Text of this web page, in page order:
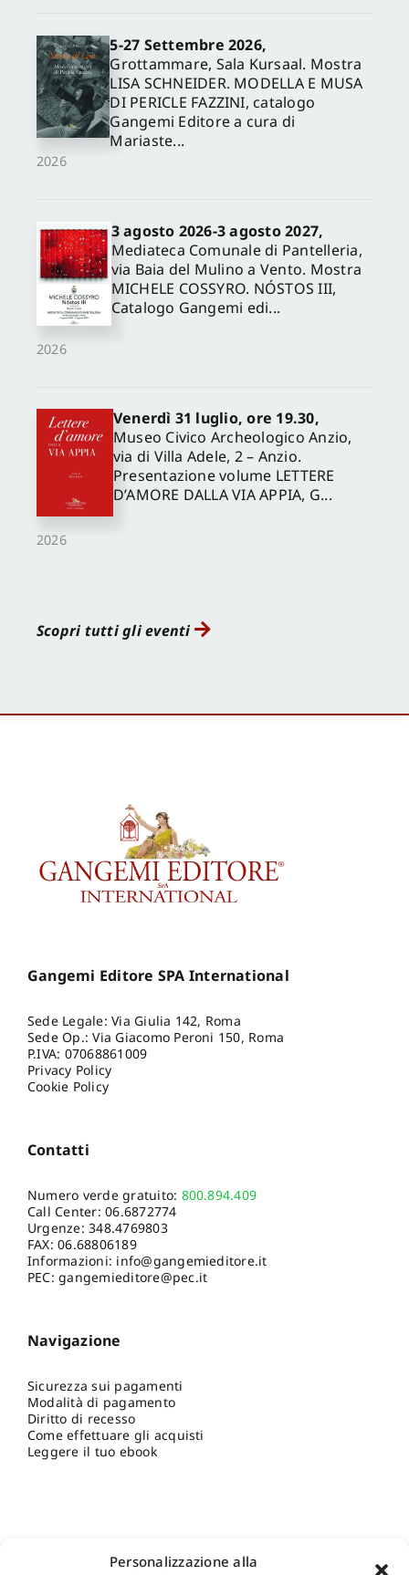
Personalizzazione alla
2026
5-27 Settembre 2026,
Grottammare, Sala Kursaal. Mostra
LISA SCHNEIDER. MODELLA E MUSA
DI PERICLE FAZZINI, catalogo
Gangemi Editore a cura di
Mariaste...
2026
3 agosto 2026-3 agosto 2027,
Mediateca Comunale di Pantelleria,
via Baia del Mulino a Vento. Mostra
MICHELE COSSYRO. NÓSTOS III,
Catalogo Gangemi edi...
2026
Venerdì 31 luglio, ore 19.30,
Museo Civico Archeologico Anzio,
via di Villa Adele, 2 – Anzio.
Presentazione volume LETTERE
D’AMORE DALLA VIA APPIA, G...
Scopri tutti gli eventi
Gangemi Editore SPA International
Sede Legale: Via Giulia 142, Roma
Sede Op.: Via Giacomo Peroni 150, Roma
P.IVA: 07068861009
Privacy Policy
Cookie Policy
Contatti
Numero verde gratuito: 800.894.409
Call Center:06.6872774
Urgenze:348.4769803
FAX: 06.68806189
Informazioni: info@gangemieditore.it
PEC: gangemieditore@pec.it
Navigazione
Sicurezza sui pagamenti
Modalità di pagamento
Diritto di recesso
Come effettuare gli acquisti
Leggere il tuo ebook